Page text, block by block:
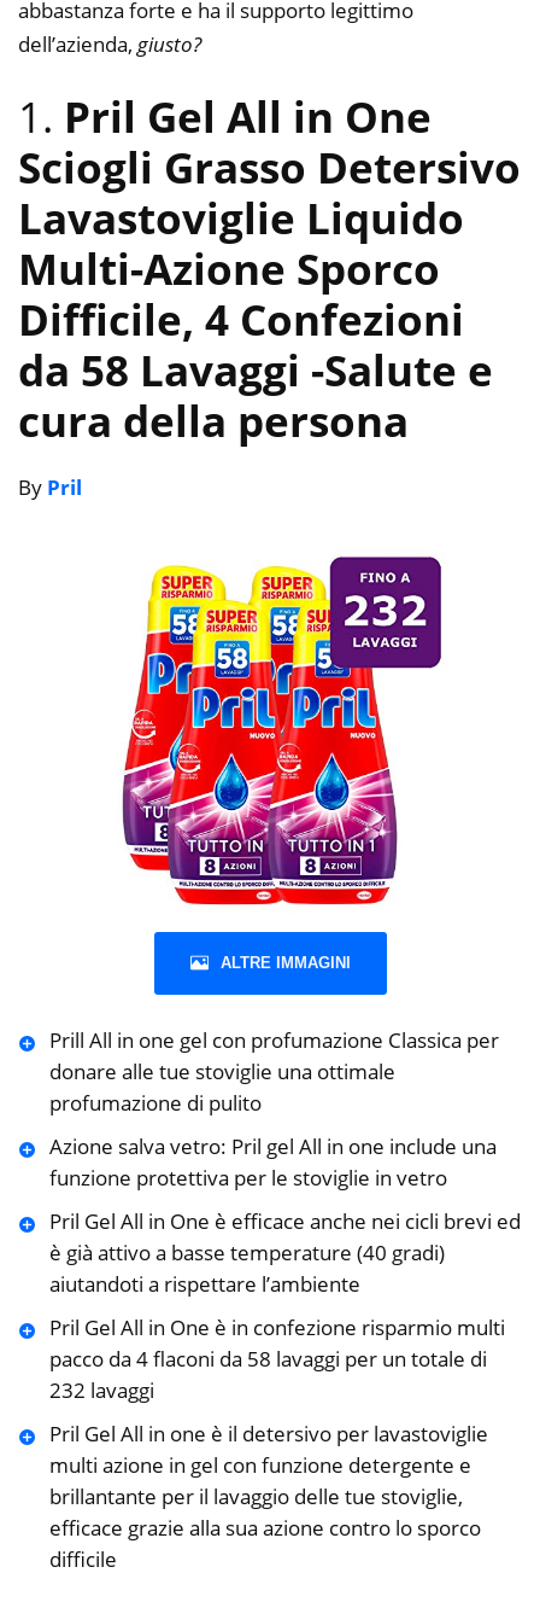
abbastanza forte e ha il supporto legittimo
dell’azienda, giusto?
1. Pril Gel All in One
Sciogli Grasso Detersivo
Lavastoviglie Liquido
Multi-Azione Sporco
Difficile, 4 Confezioni
da 58 Lavaggi -Salute e
cura della persona
By Pril
ALTRE IMMAGINI
Prill All in one gel con profumazione Classica per
donare alle tue stoviglie una ottimale
profumazione di pulito
Azione salva vetro: Pril gel All in one include una
funzione protettiva per le stoviglie in vetro
Pril Gel All in One è efficace anche nei cicli brevi ed
è già attivo a basse temperature (40 gradi)
aiutandoti a rispettare l’ambiente
Pril Gel All in One è in confezione risparmio multi
pacco da 4 flaconi da 58 lavaggi per un totale di
232 lavaggi
Pril Gel All in one è il detersivo per lavastoviglie
multi azione in gel con funzione detergente e
brillantante per il lavaggio delle tue stoviglie,
efficace grazie alla sua azione contro lo sporco
difficile